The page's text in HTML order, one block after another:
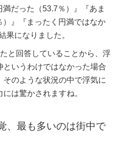
満だった（53.7％）』『あま
）』『まったく円満ではなか
果になりました。
と回答していることから、浮
いうわけではなかった場合
のような状況の中で浮気に
は驚かされますね。
、最も多いのは街中で